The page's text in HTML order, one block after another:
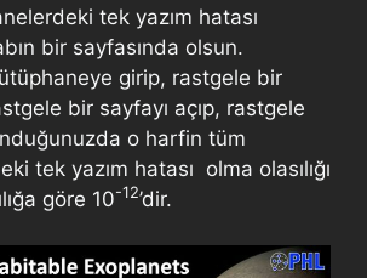
tek yazım hatası
bir sayfasında olsun.
girip, rastgele bir
bir sayfayı açıp, rastgele
o harfin tüm
tek yazım hatası olma olasılığı
göre 10-12’dir.